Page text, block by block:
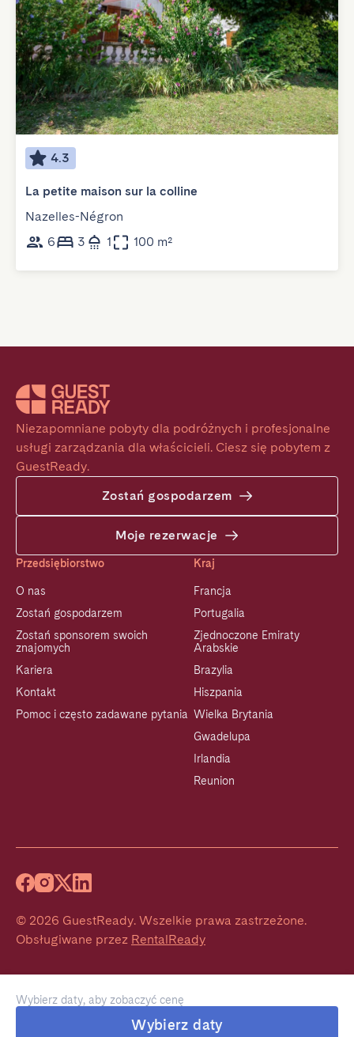
Wybierz daty, aby zobaczyć cenę
Wybierz daty
4.3
La petite maison sur la colline
Nazelles-Négron
6
3 1 100 m²
Niezapomniane pobyty dla podróżnych i profesjonalne
usługi zarządzania dla właścicieli. Ciesz się pobytem z
GuestReady.
Zostań gospodarzem
Moje rezerwacje
Przedsiębiorstwo
O nas
Zostań gospodarzem
Zostań sponsorem swoich
znajomych
Kariera
Kontakt
Pomoc i często zadawane pytania
Kraj
Francja
Portugalia
Zjednoczone Emiraty
Arabskie
Brazylia
Hiszpania
Wielka Brytania
Gwadelupa
Irlandia
Reunion
© 2026 GuestReady. Wszelkie prawa zastrzeżone.
Obsługiwane przez RentalReady